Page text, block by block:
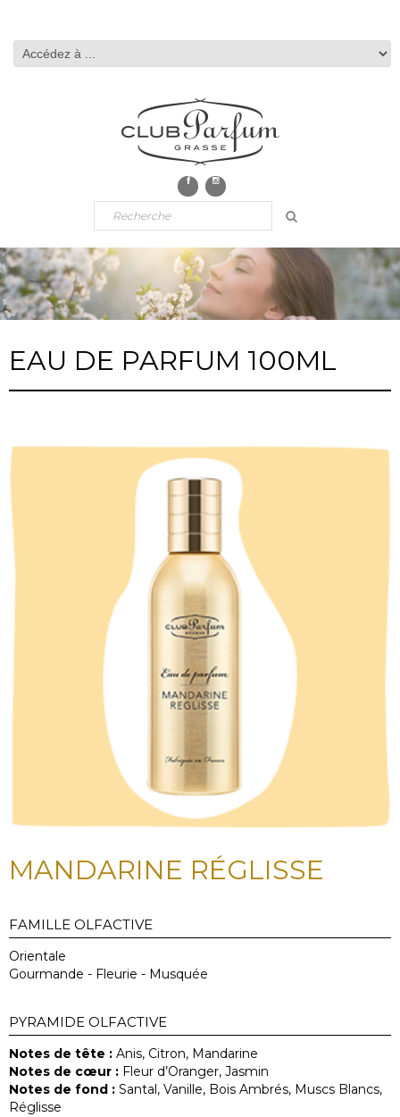
EAU DE PARFUM 100ML
MANDARINE RÉGLISSE
FAMILLE OLFACTIVE
Orientale
Gourmande - Fleurie - Musquée
PYRAMIDE OLFACTIVE
Notes de tête : Anis, Citron, Mandarine
Notes de cœur : Fleur d’Oranger, Jasmin
Notes de fond : Santal, Vanille, Bois Ambrés, Muscs Blancs,
Réglisse